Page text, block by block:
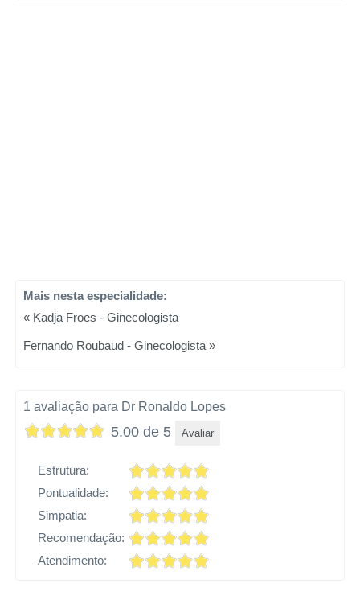
Mais nesta especialidade:
« Kadja Froes - Ginecologista
Fernando Roubaud - Ginecologista »
1 avaliação para Dr Ronaldo Lopes
5.00 de 5 Avaliar
Estrutura:
Pontualidade:
Simpatia:
Recomendação:
Atendimento: